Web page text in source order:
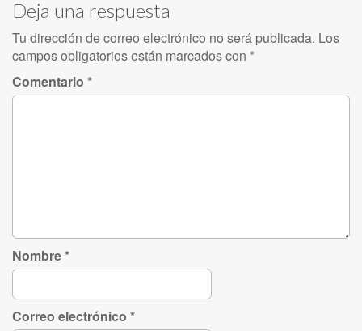
Deja una respuesta
Tu dirección de correo electrónico no será publicada. Los
campos obligatorios están marcados con *
Comentario *
Nombre*
Correo electrónico *